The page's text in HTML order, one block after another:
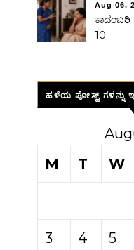
Aug 06,
ಕಾದಂಬರಿ
10
ಹಳೆಯ ಪೋಸ್ಟ್ ಗಳನ್ನು
M
T W
3 4 5